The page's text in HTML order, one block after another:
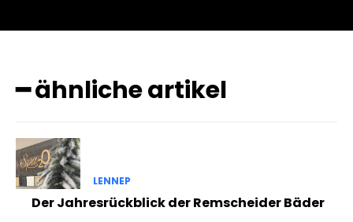
━ ähnliche artikel
LENNEP
Der Jahresrückblick der Remscheider Bäder